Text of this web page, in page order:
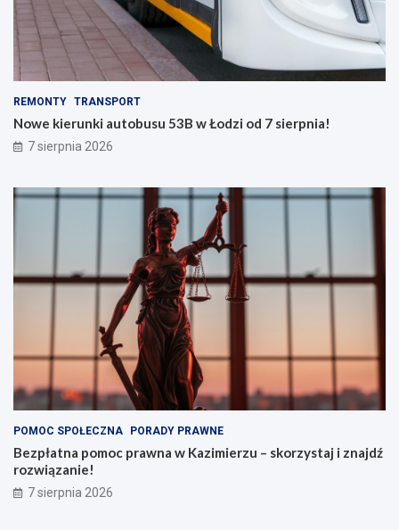
REMONTY TRANSPORT
Nowe kierunki autobusu 53B w Łodzi od 7 sierpnia!
7 sierpnia 2026
POMOC SPOŁECZNA PORADY PRAWNE
Bezpłatna pomoc prawna w Kazimierzu – skorzystaj i znajdź
rozwiązanie!
7 sierpnia 2026